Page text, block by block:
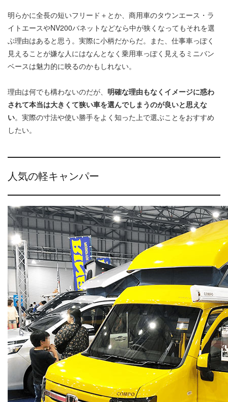
明らかに全長の短いフリード＋とか、商用車のタウンエース・ラ
イトエースやNV200バネットなどなら中が狭くなってもそれを選
ぶ理由はあると思う。実際に小柄だからだ。また、仕事車っぽく
見えることが嫌な人にはなんとなく乗用車っぽく見えるミニバン
ベースは魅力的に映るのかもしれない。
理由は何でも構わないのだが、 明確な理由もなくイメージに惑わ
されて本当は大きくて狭い車を選んでしまうのが良いと思えな
い。実際の寸法や使い勝手をよく知った上で選ぶことをおすすめ
したい。
人気の軽キャンパー